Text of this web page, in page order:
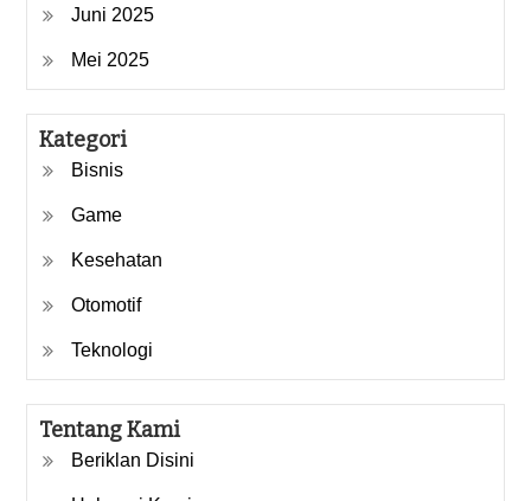
Juni 2025
Mei 2025
Kategori
Bisnis
Game
Kesehatan
Otomotif
Teknologi
Tentang Kami
Beriklan Disini